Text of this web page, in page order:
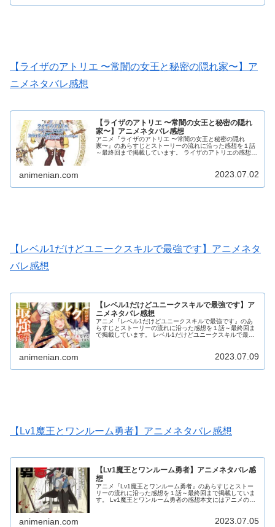
【ライザのアトリエ 〜常闇の女王と秘密の隠れ家〜】ア
ニメネタバレ感想
【ライザのアトリエ 〜常闇の女王と秘密の隠れ
家〜】アニメネタバレ感想
アニメ『ライザのアトリエ 〜常闇の女王と秘密の隠れ
家〜』のあらすじとストーリーの流れに沿った感想を１話
～最終回まで掲載しています。 ライザのアトリエの感想本
animenian.com 2023.07.02
【レベル1だけどユニークスキルで最強です】アニメネタ
バレ感想
【レベル1だけどユニークスキルで最強です】ア
ニメネタバレ感想
アニメ『レベル1だけどユニークスキルで最強です』のあ
らすじとストーリーの流れに沿った感想を１話～最終回ま
で掲載しています。 レベル1だけどユニークスキルで最強
animenian.com 2023.07.09
【Lv1魔王とワンルーム勇者】アニメネタバレ感想
【Lv1魔王とワンルーム勇者】アニメネタバレ感
想
アニメ『Lv1魔王とワンルーム勇者』のあらすじとストー
リーの流れに沿った感想を１話～最終回まで掲載していま
す。 Lv1魔王とワンルーム勇者の感想本文にはアニメのネ
animenian.com 2023.07.05